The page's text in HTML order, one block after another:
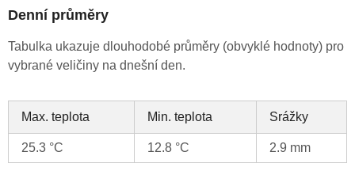
Denní průměry
Tabulka ukazuje dlouhodobé průměry (obvyklé hodnoty) pro
vybrané veličiny na dnešní den.
Max. teplota Min. teplota Srážky
25.3 °C 12.8 °C 2.9 mm